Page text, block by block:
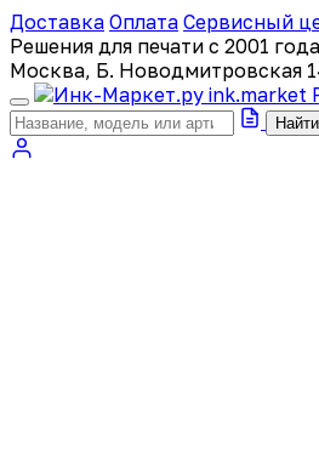
Доставка Оплата Сервисный
Решения для печати с 2001 года
Москва, Б. Новодмитровская
ink.market
Найти